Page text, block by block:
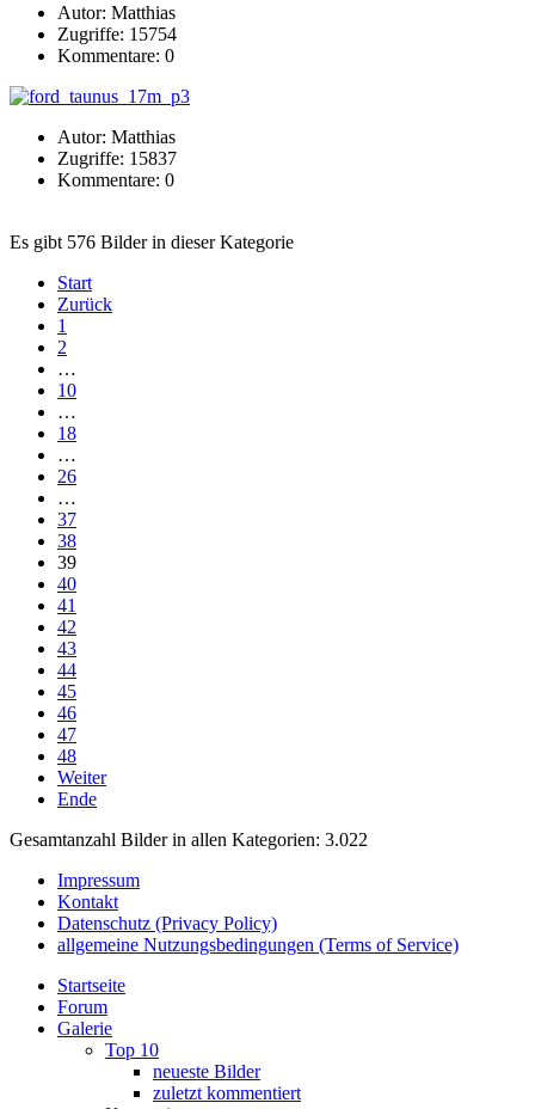
Autor: Matthias
Zugriffe: 15754
Kommentare: 0
Autor: Matthias
Zugriffe: 15837
Kommentare: 0
Es gibt 576 Bilder in dieser Kategorie
Start
Zurück
1
2
…
10
…
18
…
26
…
37
38
39
40
41
42
43
44
45
46
47
48
Weiter
Ende
Gesamtanzahl Bilder in allen Kategorien: 3.022
Impressum
Kontakt
Datenschutz (Privacy Policy)
allgemeine Nutzungsbedingungen (Terms of Service)
Startseite
Forum
Galerie
Top 10
neueste Bilder
zuletzt kommentiert